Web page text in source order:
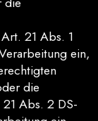
21 Abs. 1
ein,
die
Abs. 2 DS-